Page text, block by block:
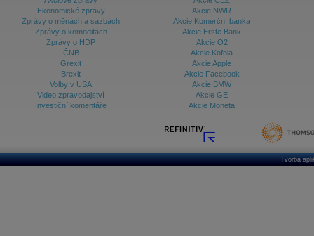
Ekonomické zprávy
Zprávy o měnách a sazbách
Zprávy o komoditách
Zprávy o HDP
ČNB
Grexit
Brexit
Volby v USA
Video zpravodajství
Investiční komentáře
Akcie NWR
Akcie Komerční banka
Akcie Erste Bank
Akcie O2
Akcie Kofola
Akcie Apple
Akcie Facebook
Akcie BMW
Akcie GE
Akcie Moneta
Tvorba